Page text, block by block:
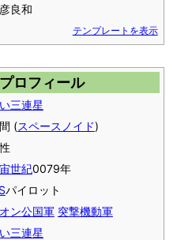
良和
テンプレートを表示
プロフィール
三連星
(スペースノイド)
世紀0079年
パイロット
ン公国軍 突撃機動軍
三連星